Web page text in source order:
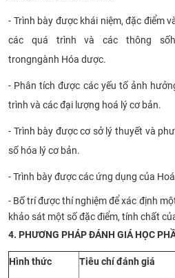
- Trình bày được khái niệm, đặc điểm
các quá trình và các thông sốh
trongngành Hóa dược.
- Phân tích được các yếu tố ảnh
trình và các đại lượng hoá lý cơ bản.
- Trình bày được cơ sở lý thuyết và
số hóa lý cơ bản.
-Trình bày được các ứng dụng của H
- Bố trí được thí nghiệmđểxác định
khảo sát một số đặc điểm, tính chất
4. PHƯƠNG PHÁP ĐÁNH GIÁ HỌC
Hình thức Tiêu chí đánh giá